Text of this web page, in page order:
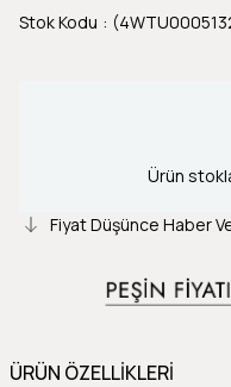
Stok Kodu
Ürün
Fiyat Düşünce Haber
ÜRÜN ÖZELLİKLERİ